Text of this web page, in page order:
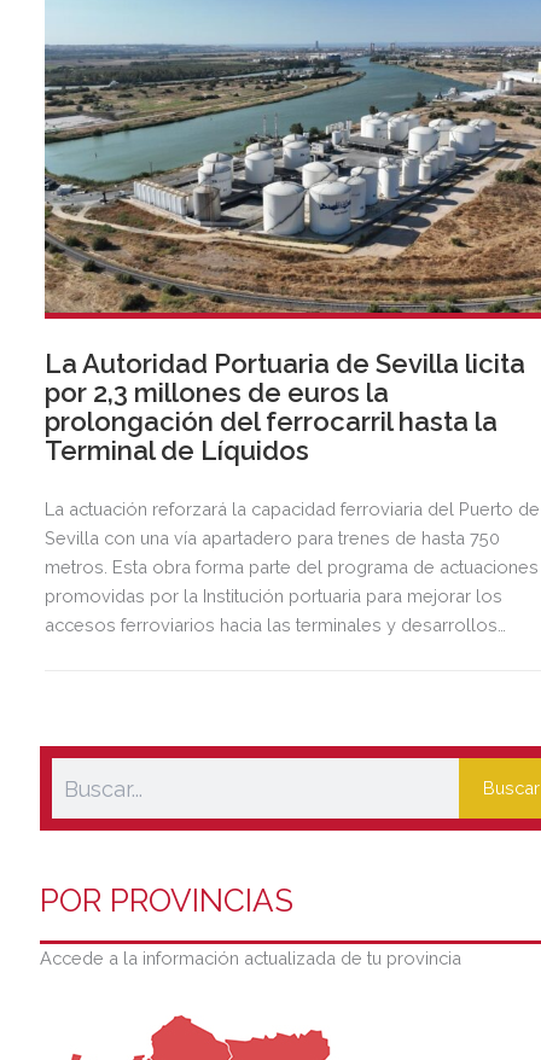
La Autoridad Portuaria de Sevilla licita
por 2,3 millones de euros la
prolongación del ferrocarril hasta la
Terminal de Líquidos
La actuación reforzará la capacidad ferroviaria del Puerto de
Sevilla con una vía apartadero para trenes de hasta 750
metros. Esta obra forma parte del programa de actuaciones
promovidas por la Institución portuaria para mejorar los
accesos ferroviarios hacia las terminales y desarrollos
Buscar
POR PROVINCIAS
Accede a la información actualizada de tu provincia